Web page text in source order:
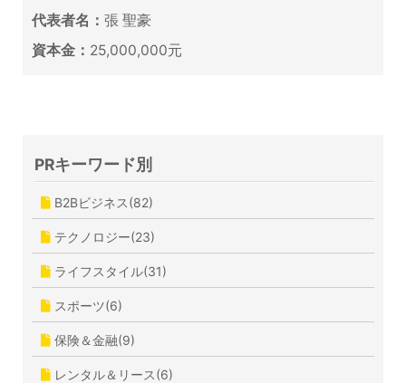
代表者名： 張 聖豪
資本金： 25,000,000元
PRキーワード別
B2Bビジネス(82)
テクノロジー(23)
ライフスタイル(31)
スポーツ(6)
保険＆金融(9)
レンタル＆リース(6)